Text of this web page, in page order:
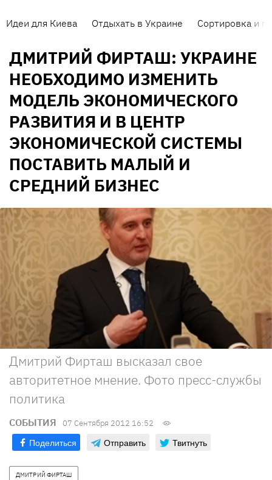
Идеи для Киева Отдыхать в Украине Сортировка и
ДМИТРИЙ ФИРТАШ: УКРАИНЕ
НЕОБХОДИМО ИЗМЕНИТЬ
МОДЕЛЬ ЭКОНОМИЧЕСКОГО
РАЗВИТИЯ И В ЦЕНТР
ЭКОНОМИЧЕСКОЙ СИСТЕМЫ
ПОСТАВИТЬ МАЛЫЙ И
СРЕДНИЙ БИЗНЕС
Дмитрий Фирташ высказал свое
авторитетное мнение. Фото пресс-службы
политика
СОБЫТИЯ 07 Сентября 2012 16:52
Поделиться Отправить Твитнуть
ДМИТРИЙ ФИРТАШ